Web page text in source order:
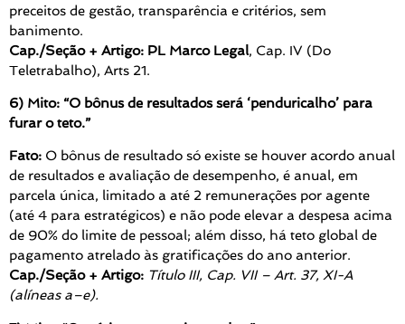
preceitos de gestão, transparência e critérios, sem
banimento.
Cap./Seção + Artigo: PL Marco Legal, Cap. IV (Do
Teletrabalho), Arts 21.
6) Mito: “O bônus de resultados será ‘penduricalho’ para
furar o teto.”
Fato: O bônus de resultado só existe se houver acordo anual
de resultados e avaliação de desempenho, é anual, em
parcela única, limitado a até 2 remunerações por agente
(até 4 para estratégicos) e não pode elevar a despesa acima
de 90% do limite de pessoal; além disso, há teto global de
pagamento atrelado às gratificações do ano anterior.
Cap./Seção + Artigo: Título III, Cap. VII – Art. 37, XI-A
(alíneas a–e).